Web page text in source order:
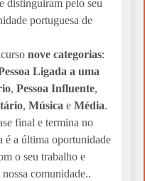
distinguiram pelo seu
portuguesa de
nove categorias:
Ligada a uma
, Pessoa Influente,
, Música e Média.
final e termina no
é a última oportunidade
o seu trabalho e
comunidade..